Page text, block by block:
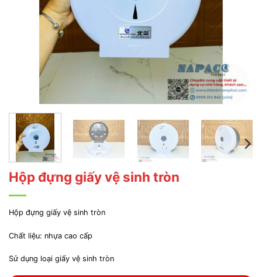
Hộp đựng giấy vệ sinh tròn
Hộp đựng giấy vệ sinh tròn
Chất liệu: nhựa cao cấp
Sử dụng loại giấy vệ sinh tròn